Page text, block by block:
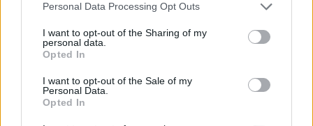
Personal Data Processing Opt Outs
I want to opt-out of the Sharing of my
personal data.
Opted In
I want to opt-out of the Sale of my
Personal Data.
Opted In
navštívit olivové háje firmy García de la Cruz ve
zahrnují i návštěvu lisu na olivy ze 17. století.
Producenti vidí i vedlejší přínos většího cestovního ruchu.
Je to uznání množství práce, která stojí za výrobou jedné
malé lahve olivového oleje. "Nejdůležitější je, že vidí, že to
není jen o tom otočit kohoutkem a vytéká olej," říká